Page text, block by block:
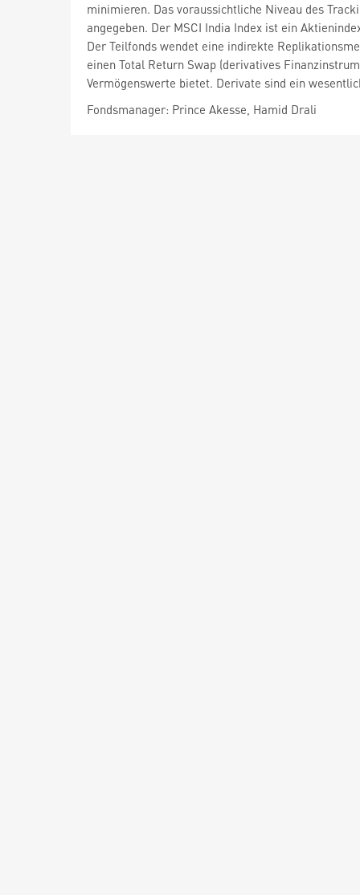
minimieren. Das voraussichtliche Niveau des
angegeben. Der MSCI India Index ist ein
Der Teilfonds wendet eine indirekte
einen Total Return Swap (derivatives
Vermögenswerte bietet. Derivate sind ein
Fondsmanager: Prince Akesse, Hamid Drali